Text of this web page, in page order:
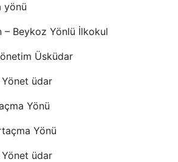
yönü
– Beykoz Yönlü İlkokul
Üsküdar
üdar
Yönü
Yönü
üdar